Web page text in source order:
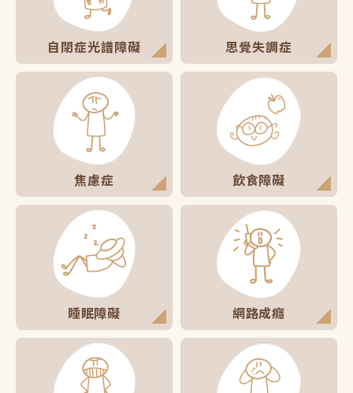
自閉症光譜障礙 思覺失調症
焦慮症 飲食障礙
睡眠障礙 網路成癮